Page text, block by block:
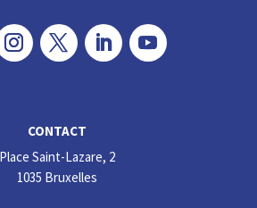
CONTACT
Place Saint-Lazare, 2
1035 Bruxelles